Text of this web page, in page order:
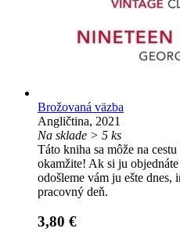
Brožovaná väzba
Angličtina, 2021
Na sklade > 5 ks
Táto kniha sa môže na
okamžite! Ak si ju
odošleme vám ju ešte dnes,
pracovný deň.
3,80 €